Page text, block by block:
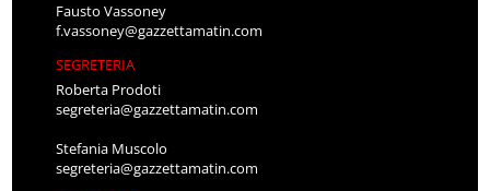
Fausto Vassoney
f.vassoney@gazzettamatin.com
SEGRETERIA
Roberta Prodoti
segreteria@gazzettamatin.com
Stefania Muscolo
segreteria@gazzettamatin.com